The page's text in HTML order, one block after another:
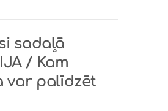
sadaļā
/ Kam
var palīdzēt